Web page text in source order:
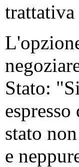
Stato:
stato
e